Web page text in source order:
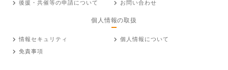
後援・共催等の申請について
お問い合わせ
個人情報の取扱
情報セキュリティ
個人情報について
免責事項